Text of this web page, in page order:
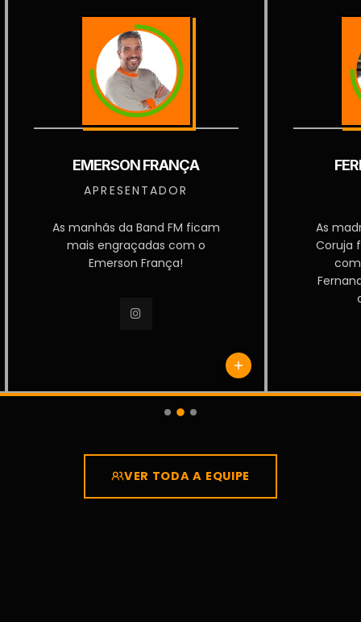
EMERSON FRANÇA
APRESENTADOR
As manhãs da Band FM ficam
mais engraçadas com o
Emerson França!
As
Coruja
VER TODA A EQUIPE